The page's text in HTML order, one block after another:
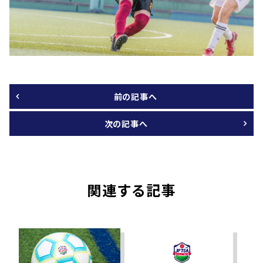
前の記事へ
次の記事へ
関連する記事